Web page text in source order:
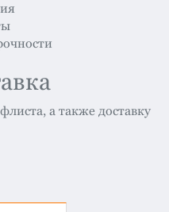
а также доставку